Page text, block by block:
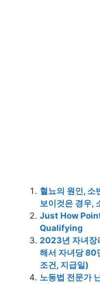
혈뇨의 원인, 소
보이것은 경우,
Just How
Qualifying
2023년 자녀장
해서 자녀당 80
조건, 지급일)
노동법 전문가